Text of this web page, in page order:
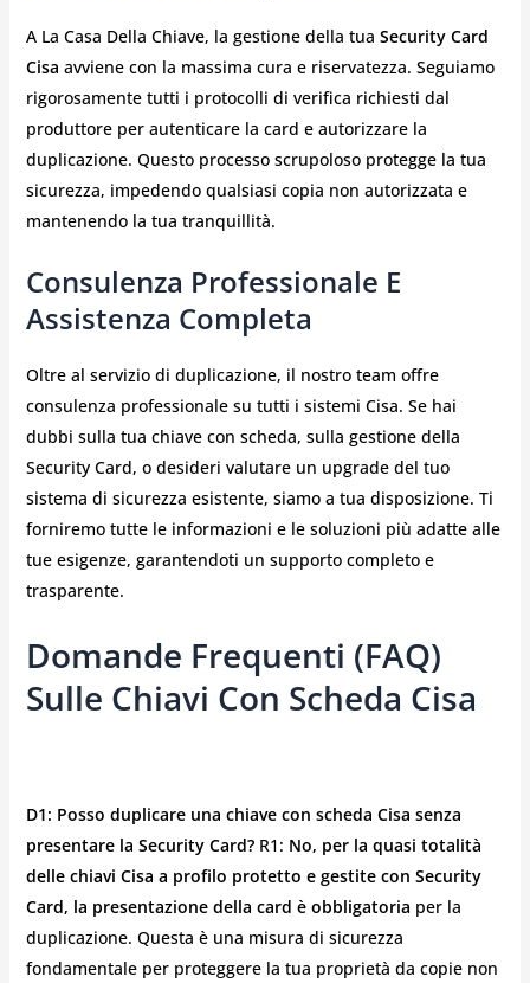
A La Casa Della Chiave, la gestione della tua Security Card
Cisa avviene con la massima cura e riservatezza. Seguiamo
rigorosamente tutti i protocolli di verifica richiesti dal
produttore per autenticare la card e autorizzare la
duplicazione. Questo processo scrupoloso protegge la tua
sicurezza, impedendo qualsiasi copia non autorizzata e
mantenendo la tua tranquillità.
Consulenza Professionale E
Assistenza Completa
Oltre al servizio di duplicazione, il nostro team offre
consulenza professionale su tutti i sistemi Cisa. Se hai
dubbi sulla tua chiave con scheda, sulla gestione della
Security Card, o desideri valutare un upgrade del tuo
sistema di sicurezza esistente, siamo a tua disposizione. Ti
forniremo tutte le informazioni e le soluzioni più adatte alle
tue esigenze, garantendoti un supporto completo e
trasparente.
Domande Frequenti (FAQ)
Sulle Chiavi Con Scheda Cisa
D1: Posso duplicare una chiave con scheda Cisa senza
presentare la Security Card?R1: No, per la quasi totalità
delle chiavi Cisa a profilo protetto e gestite con Security
Card, la presentazione della card è obbligatoria per la
duplicazione. Questa è una misura di sicurezza
fondamentale per proteggere la tua proprietà da copie non